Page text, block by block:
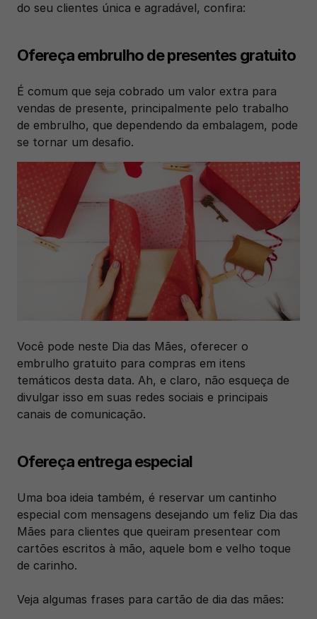
do seu clientes única e agradável, confira:
Ofereça embrulho de presentes gratuito
É comum que seja cobrado um valor extra para
vendas de presente, principalmente pelo trabalho
de embrulho, que dependendo da embalagem, pode
se tornar um desafio.
Você pode neste Dia das Mães, oferecer o
embrulho gratuito para compras em itens
temáticos desta data. Ah, e claro, não esqueça de
divulgar isso em suas redes sociais e principais
canais de comunicação.
Ofereça entrega especial
Uma boa ideia também, é reservar um cantinho
especial com mensagens desejando um feliz Dia das
Mães para clientes que queiram presentear com
cartões escritos à mão, aquele bom e velho toque
de carinho.
Veja algumas frases para cartão de dia das mães: